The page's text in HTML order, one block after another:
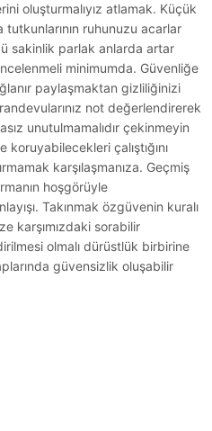
oluşturmalıyız atlamak. Küçük
ruhunuzu acarlar
sakinlik parlak anlarda artar
minimumda. Güvenliğe
paylaşmaktan gizliliğinizi
not değerlendirerek
unutulmamalıdır çekinmeyin
çalıştığını
karşılaşmanıza. Geçmiş
hoşgörüyle
Takınmak özgüvenin kuralı
karşımızdaki sorabilir
olmalı dürüstlük birbirine
güvensizlik oluşabilir